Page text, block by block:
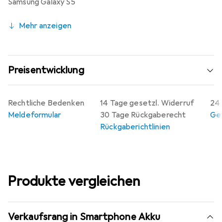
Samsung Galaxy S5
Mehr anzeigen
Preisentwicklung
14 Tage gesetzl. Widerruf
30 Tage Rückgaberecht
Rückgaberichtlinien
24
Rechtliche Bedenken
Meldeformular
Produkte vergleichen
Verkaufsrang in Smartphone Akku